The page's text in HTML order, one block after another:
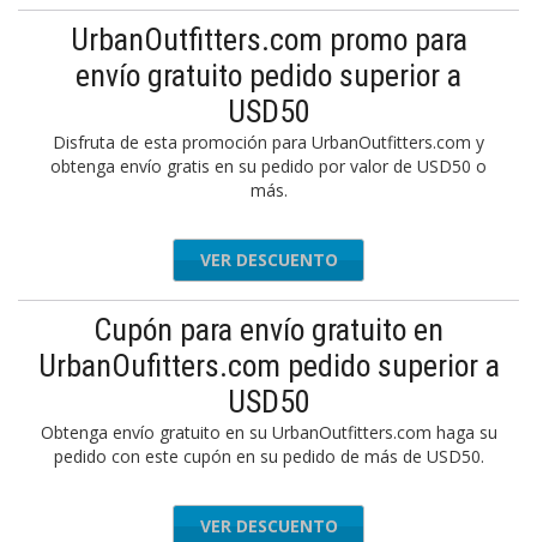
UrbanOutfitters.com promo para
envío gratuito pedido superior a
USD50
Disfruta de esta promoción para UrbanOutfitters.com y
obtenga envío gratis en su pedido por valor de USD50 o
más.
VER DESCUENTO
Cupón para envío gratuito en
UrbanOufitters.com pedido superior a
USD50
Obtenga envío gratuito en su UrbanOutfitters.com haga su
pedido con este cupón en su pedido de más de USD50.
VER DESCUENTO